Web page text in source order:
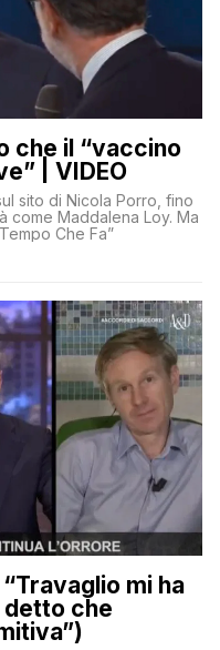
che il “vaccino
| VIDEO
sito di Nicola Porro, fino
come Maddalena Loy. Ma
Che Fa”
mi ha
detto che